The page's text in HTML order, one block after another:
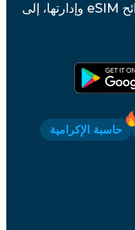
قم بتنزيل تطبيق iRoamly لشراء شرائح eSIM وإدارتها، إلى
حاسبة الإكرامية